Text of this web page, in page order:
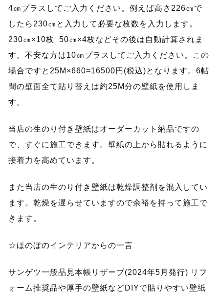
4㎝プラスしてご入力ください。例えば高さ226㎝で
したら230㎝と入力して必要な枚数を入力します。
230㎝×10枚 50㎝×4枚などその後は自動計算されま
す。不安な方は10㎝プラスしてご入力ください。この
場合ですと25M×660=16500円(税込)となります。6帖
間の壁面全て貼り替えは約25M分の壁紙を使用しま
す。
当店の生のり付き壁紙はオーダーカット納品ですの
で、すぐに施工できます。壁紙の上から貼れるように
接着力を高めています。
また当店の生のり付き壁紙は乾燥調整剤を混入してい
ます。乾燥を遅らせていますので余裕を持って施工で
きます。
☆ほのぼのインテリアからの一言
サンゲツ一般品見本帳リザーブ(2024年5月発行) リフ
ォーム推奨品や厚手の壁紙などDIYで貼りやすい壁紙